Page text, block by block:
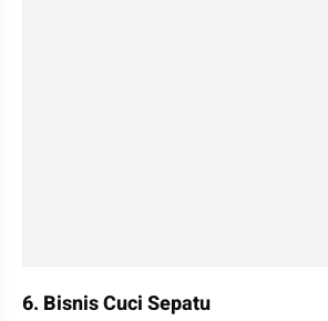
6. Bisnis Cuci Sepatu